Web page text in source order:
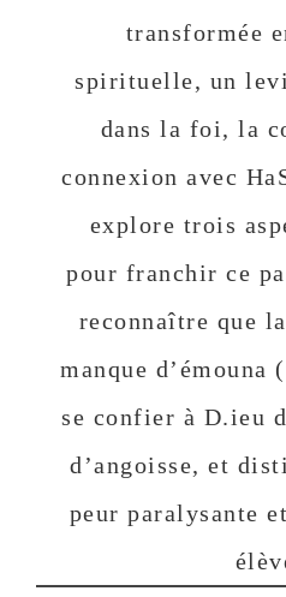
transformée
spirituelle, un
dans la foi, la
connexion avec
explore trois
pour franchir ce
reconnaître que
manque d’émouna
se confier à D.ieu
d’angoisse, et
peur paralysante